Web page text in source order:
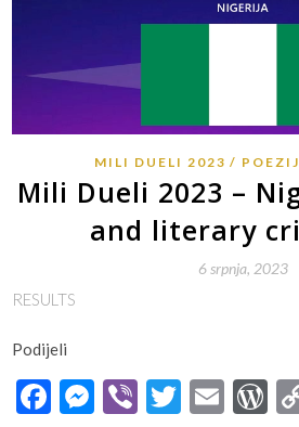
MILI DUELI 2023
Mili Dueli 2023 –
and literary
6 srpnja, 2023
RESULTS
Podijeli
Facebook
Messenger
ViberTwitter